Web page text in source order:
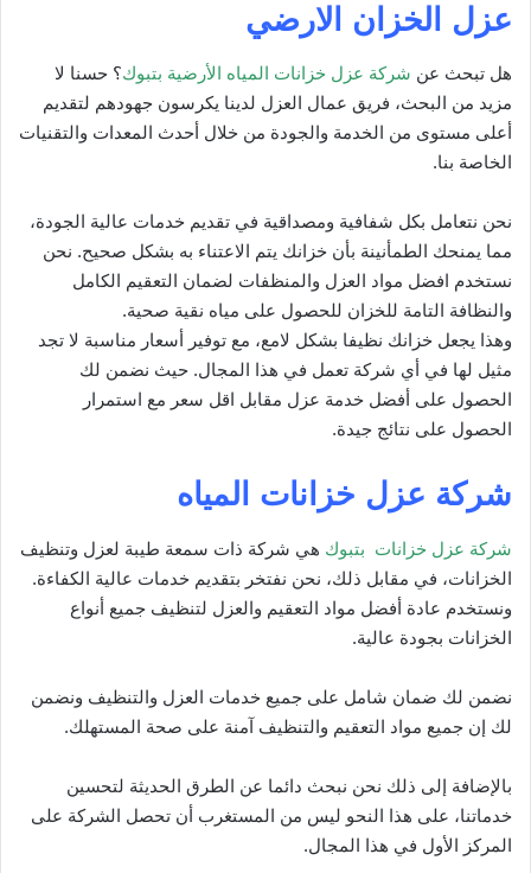
عزل الخزان الارضي
هل تبحث عن شركة عزل خزانات المياه الأرضية بتبوك؟ حسنا لا
مزيد من البحث، فريق عمال العزل لدينا يكرسون جهودهم لتقديم
أعلى مستوى من الخدمة والجودة من خلال أحدث المعدات والتقنيات
الخاصة بنا.
نحن نتعامل بكل شفافية ومصداقية في تقديم خدمات عالية الجودة،
مما يمنحك الطمأنينة بأن خزانك يتم الاعتناء به بشكل صحيح. نحن
نستخدم افضل مواد العزل والمنظفات لضمان التعقيم الكامل
والنظافة التامة للخزان للحصول على مياه نقية صحية.
وهذا يجعل خزانك نظيفا بشكل لامع، مع توفير أسعار مناسبة لا تجد
مثيل لها في أي شركة تعمل في هذا المجال. حيث نضمن لك
الحصول على أفضل خدمة عزل مقابل اقل سعر مع استمرار
الحصول على نتائج جيدة.
شركة عزل خزانات المياه
شركة عزل خزانات بتبوك هي شركة ذات سمعة طيبة لعزل وتنظيف
الخزانات، في مقابل ذلك، نحن نفتخر بتقديم خدمات عالية الكفاءة.
ونستخدم عادة أفضل مواد التعقيم والعزل لتنظيف جميع أنواع
الخزانات بجودة عالية.
نضمن لك ضمان شامل على جميع خدمات العزل والتنظيف ونضمن
لك إن جميع مواد التعقيم والتنظيف آمنة على صحة المستهلك.
بالإضافة إلى ذلك نحن نبحث دائما عن الطرق الحديثة لتحسين
خدماتنا، على هذا النحو ليس من المستغرب أن تحصل الشركة على
المركز الأول في هذا المجال.